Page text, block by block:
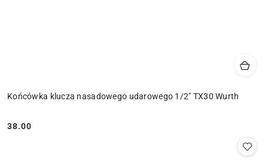
Końcówka klucza nasadowego udarowego 1/2" TX30 Wurth
Cena:
38.00